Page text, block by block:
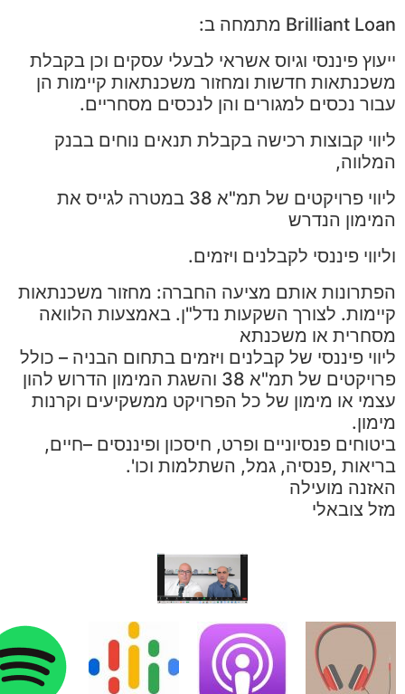
Brilliant Loan מתמחה ב:
ייעוץ פיננסי וגיוס אשראי לבעלי עסקים וכן בקבלת
משכנתאות חדשות ומחזור משכנתאות קיימות הן
עבור נכסים למגורים והן לנכסים מסחריים.
ליווי קבוצות רכישה בקבלת תנאים נוחים בבנק
המלווה,
ליווי פרויקטים של תמ"א 38 במטרה לגייס את
המימון הנדרש
וליווי פיננסי לקבלנים ויזמים.
הפתרונות אותם מציעה החברה: מחזור משכנתאות
קיימות. לצורך השקעות נדל"ן. באמצעות הלוואה
מסחרית או משכנתא
ליווי פיננסי של קבלנים ויזמים בתחום הבניה – כולל
פרויקטים של תמ"א 38 והשגת המימון הדרוש להון
עצמי או מימון של כל הפרויקט ממשקיעים וקרנות
מימון.
ביטוחים פנסיוניים ופרט, חיסכון ופיננסים –חיים,
בריאות ,פנסיה, גמל, השתלמות וכו'.
האזנה מועילה
מזל צובאלי